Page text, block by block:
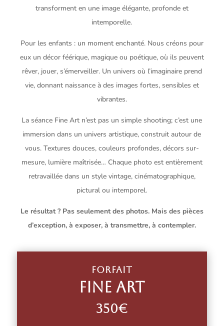
transforment en une image élégante, profonde et
intemporelle.
Pour les enfants : un moment enchanté. Nous créons pour
eux un décor féérique, magique ou poétique, où ils peuvent
rêver, jouer, s’émerveiller. Un univers où l’imaginaire prend
vie, donnant naissance à des images fortes, sensibles et
vibrantes.
La séance Fine Art n’est pas un simple shooting; c’est une
immersion dans un univers artistique, construit autour de
vous. Textures douces, couleurs profondes, décors sur-
mesure, lumière maîtrisée… Chaque photo est entièrement
retravaillée dans un style vintage, cinématographique,
pictural ou intemporel.
Le résultat ? Pas seulement des photos. Mais des pièces
d’exception, à exposer, à transmettre, à contempler.
forfait
FINE ART
350€